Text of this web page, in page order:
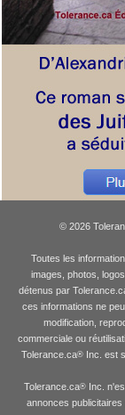
© 2026
Toutes les
images, photos,
détenus par
ces informations ne
modification,
commerciale ou
Tolerance.ca® Inc. est
Tolerance.ca® Inc.
annonces